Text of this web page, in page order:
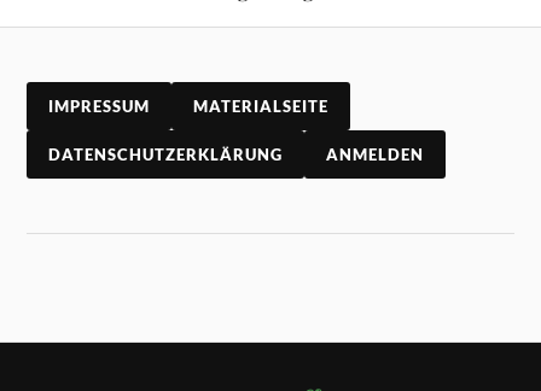
IMPRESSUM MATERIALSEITE
DATENSCHUTZERKLÄRUNG ANMELDEN